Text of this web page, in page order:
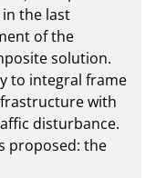
the last
of the
solution.
to integral frame
with
disturbance.
proposed: the